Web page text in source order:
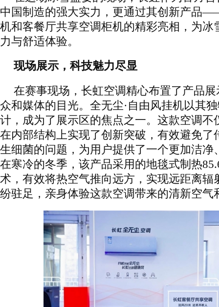
中国制造的强大实力，更通过其创新产品
机和客餐厅共享空调柜机的精彩亮相，为冰
力与舒适体验。
现场展示，科技魅力尽显
在赛事现场，长虹空调精心布置了产品
众和媒体的目光。全无尘·自由风挂机以其
计，成为了展示区的焦点之一。这款空调不
在内部结构上实现了创新突破，有效避免了
生细菌的问题，为用户提供了一个更加洁净
在寒冷的冬季，该产品采用的地毯式制热
术，有效将热空气推向远方，实现远距离辐
纷驻足，亲身体验这款空调带来的清新空气